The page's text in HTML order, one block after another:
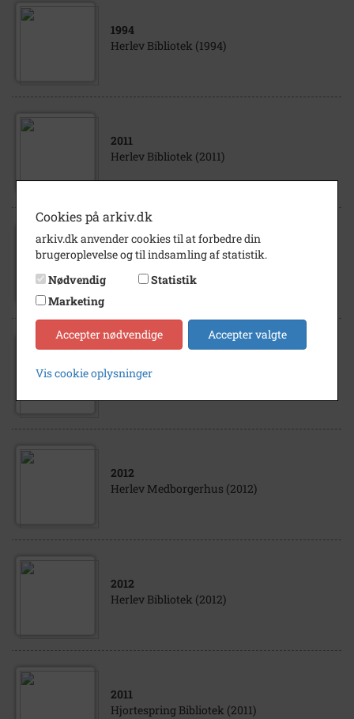
1994
Herlev Bibliotek (1994)
2011
Herlev Bibliotek (2011)
2004
Hjortespring bibliotek (2011)
2012
Herlev Medborgerhus (2012)
2012
Herlev Bibliotek (2012)
2011
Hjortespring Bibliotek (2011)
Cookies på arkiv.dk
arkiv.dk anvender cookies til at forbedre din
brugeroplevelse og til indsamling af statistik.
Nødvendig
Statistik
Marketing
Accepter nødvendige Accepter valgte
Vis cookie oplysninger